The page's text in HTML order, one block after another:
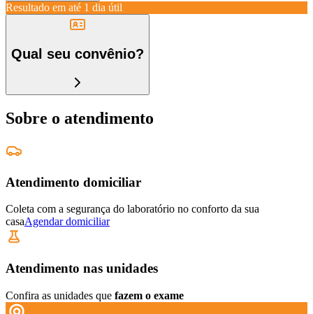
Resultado em até 1 dia útil
Qual seu convênio?
Sobre o atendimento
Atendimento domiciliar
Coleta com a segurança do laboratório no conforto da sua
casaAgendar domiciliar
Atendimento nas unidades
Confira as unidades que fazem o exame